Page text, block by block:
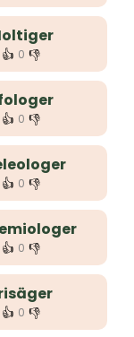
👍 0 👎
👍 0 👎
👍 0 👎
👍 0 👎
👍 0 👎